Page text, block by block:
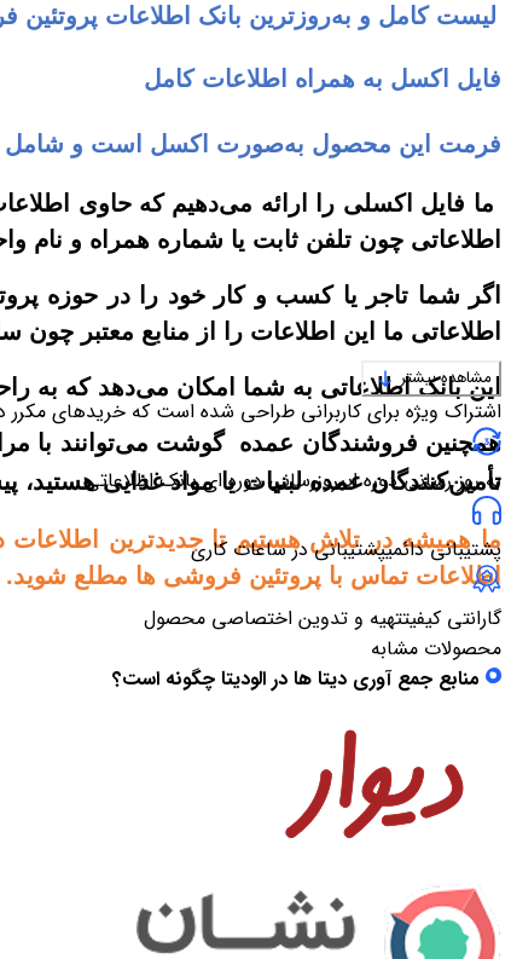
لیست کامل و به‌روزترین بانک اطلاعات
فایل اکسل به همراه اطلاعات کامل
فرمت این محصول به‌صورت اکسل است و شامل
ما فایل اکسلی را ارائه می‌دهیم که حاوی
اطلاعاتی چون تلفن ثابت یا شماره همراه و نام
اگر شما تاجر یا کسب و کار خود را در حوزه
اطلاعاتی ما این اطلاعات را از منابع معتبر
این بانک اطلاعاتی به شما امکان می‌دهد که به
همچنین فروشندگان عمده گوشت می‌توانند با
تأمین‌کنندگان عمده لبنیات یا مواد غذایی
ما همیشه در تلاش هستیم تا جدیدترین اطلاعات
اطلاعات تماس با پروتئین فروشی ها مطلع شوید.
مشاهده بیشتر
اشتراک ویژه برای کاربرانی طراحی شده است که خریدهای مکرر
به روز رسانی دوره ایبروزرسانی دوره ای بانک اطلاعاتی
پشتیبانی دائمیپشتیبانی در ساعات کاری
گارانتی کیفیتتهیه و تدوین اختصاصی محصول
محصولات مشابه
منابع جمع آوری دیتا ها در الودیتا چگونه است؟